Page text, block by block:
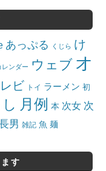
あっぷる くじら け
レンダー ウェブ オ
ビ トイ ラーメン 初
月例 本 次女 次
男 雑記 魚 麺
す